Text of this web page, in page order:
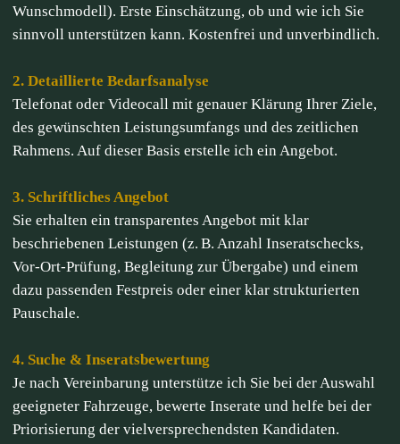
Wunschmodell). Erste Einschätzung, ob und wie ich Sie
sinnvoll unterstützen kann. Kostenfrei und unverbindlich.
2. Detaillierte Bedarfsanalyse
Telefonat oder Videocall mit genauer Klärung Ihrer Ziele,
des gewünschten Leistungsumfangs und des zeitlichen
Rahmens. Auf dieser Basis erstelle ich ein Angebot.
3. Schriftliches Angebot
Sie erhalten ein transparentes Angebot mit klar
beschriebenen Leistungen (z. B. Anzahl Inseratschecks,
Vor-Ort-Prüfung, Begleitung zur Übergabe) und einem
dazu passenden Festpreis oder einer klar strukturierten
Pauschale.
4. Suche & Inseratsbewertung
Je nach Vereinbarung unterstütze ich Sie bei der Auswahl
geeigneter Fahrzeuge, bewerte Inserate und helfe bei der
Priorisierung der vielversprechendsten Kandidaten.